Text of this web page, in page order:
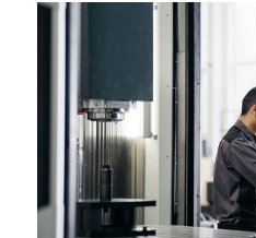
HU2100/2300